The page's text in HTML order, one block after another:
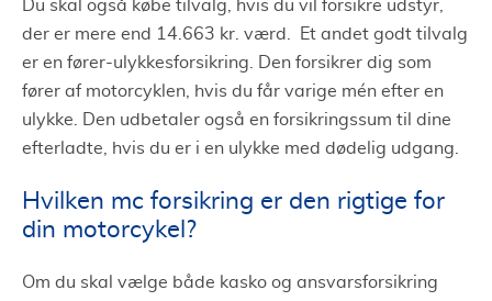
Du skal også købe tilvalg, hvis du vil forsikre udstyr,
der er mere end 14.663 kr. værd. Et andet godt tilvalg
er en fører-ulykkesforsikring. Den forsikrer dig som
fører af motorcyklen, hvis du får varige mén efter en
ulykke. Den udbetaler også en forsikringssum til dine
efterladte, hvis du er i en ulykke med dødelig udgang.
Hvilken mc forsikring er den rigtige for
din motorcykel?
Om du skal vælge både kasko og ansvarsforsikring